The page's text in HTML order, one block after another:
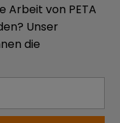
Arbeit von PETA
Unser
die